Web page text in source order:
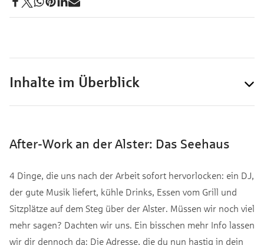
Inhalte im Überblick
After-Work an der Alster: Das Seehaus
4 Dinge, die uns nach der Arbeit sofort hervorlocken: ein DJ,
der gute Musik liefert, kühle Drinks, Essen vom Grill und
Sitzplätze auf dem Steg über der Alster. Müssen wir noch viel
mehr sagen? Dachten wir uns. Ein bisschen mehr Info lassen
wir dir dennoch da: Die Adresse, die du nun hastig in dein